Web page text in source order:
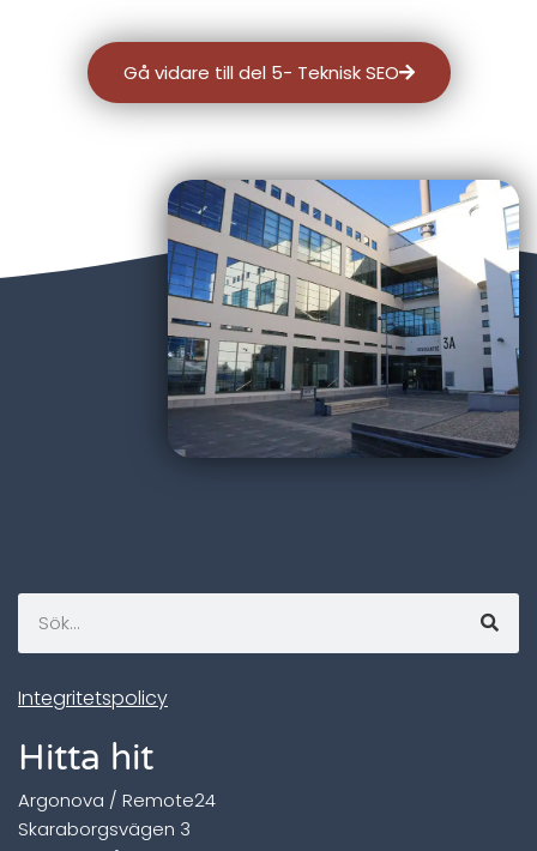
Gå vidare till del 5- Teknisk SEO
Hitta hit
Argonova / Remote24
Skaraborgsvägen 3
Integritetspolicy